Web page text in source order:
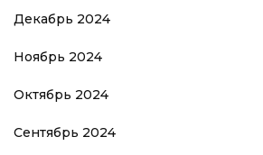
Декабрь 2024
Ноябрь 2024
Октябрь 2024
Сентябрь 2024